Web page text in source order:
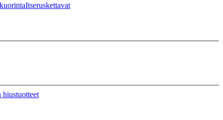
Itseruskettavat
hiustuotteet